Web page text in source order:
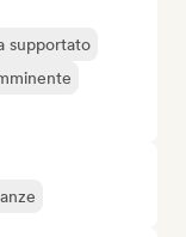
supportato